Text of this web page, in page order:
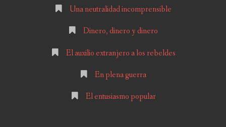
Una neutralidad incomprensible
Dinero, dinero y dinero
El auxilio extranjero a los rebeldes
En plena guerra
El entusiasmo popular